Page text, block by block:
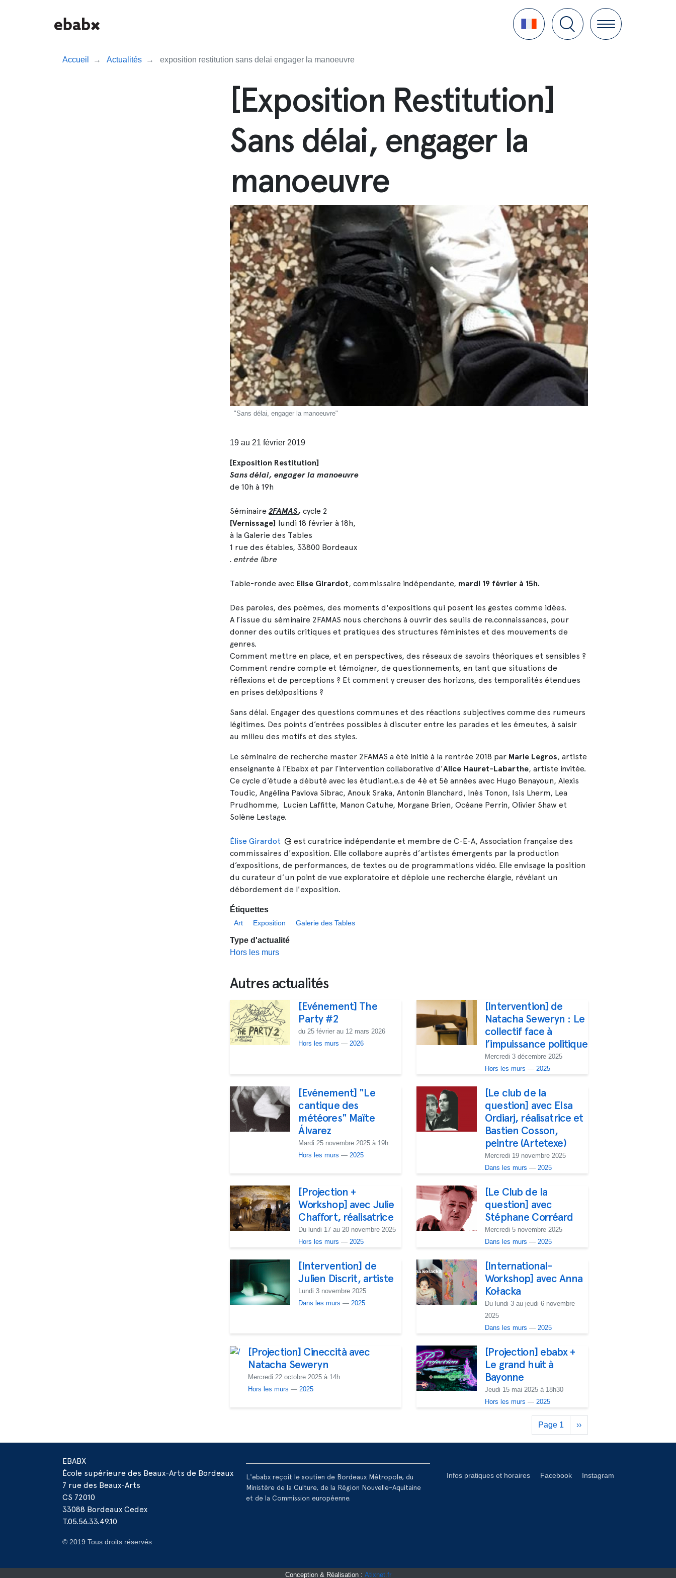
Language
Accueil Actualités exposition restitution sans delai engager la manoeuvre
[Exposition Restitution]
Sans délai, engager la
manoeuvre
"Sans délai, engager la manoeuvre"
19 au 21 février 2019
[Exposition Restitution]
Sans délai, engager la manoeuvre
de 10h à 19h
Séminaire2FAMAS, cycle 2
[Vernissage] lundi 18 février à 18h,
à la Galerie des Tables
1 rue des étables, 33800 Bordeaux
. entrée libre
Table-ronde avec Elise Girardot, commissaire indépendante, mardi 19 février à 15h.
Des paroles, des poèmes, des moments d'expositions qui posent les gestes comme idées.
A l’issue du séminaire 2FAMAS nous cherchons à ouvrir des seuils de re.connaissances, pour
donner des outils critiques et pratiques des structures féministes et des mouvements de
genres.
Comment mettre en place, et en perspectives, des réseaux de savoirs théoriques et sensibles ?
Comment rendre compte et témoigner, de questionnements, en tant que situations de
réflexions et de perceptions ? Et comment y creuser des horizons, des temporalités étendues
en prises de(x)positions ?
Sans délai. Engager des questions communes et des réactions subjectives comme des rumeurs
légitimes. Des points d’entrées possibles à discuter entre les parades et les émeutes, à saisir
au milieu des motifs et des styles.
Le séminaire de recherche master 2FAMAS a été initié à la rentrée 2018 par Marie Legros, artiste
enseignante à l’Ebabx et par l’intervention collaborative d'Alice Hauret-Labarthe, artiste invitée.
Ce cycle d’étude a débuté avec les étudiant.e.s de 4è et 5è années avec Hugo Benayoun, Alexis
Toudic, Angélina Pavlova Sibrac, Anouk Sraka, Antonin Blanchard, Inès Tonon, Isis Lherm, Lea
Prudhomme, Lucien Laffitte, Manon Catuhe, Morgane Brien, Océane Perrin, Olivier Shaw et
Solène Lestage.
Élise Girardot
est curatrice indépendante et membre de C-E-A, Association française des
commissaires d'exposition. Elle collabore auprès d’artistes émergents par la production
d’expositions, de performances, de textes ou de programmations vidéo. Elle envisage la position
du curateur d’un point de vue exploratoire et déploie une recherche élargie, révélant un
débordement de l'exposition.
Étiquettes
Art Exposition Galerie des Tables
Type d'actualité
Hors les murs
Autres actualités
[Evénement] The
Party #2
du 25 février au 12 mars 2026
Hors les murs —2026
[Intervention] de
Natacha Seweryn : Le
collectif face à
l’impuissance politique
Mercredi 3 décembre 2025
Hors les murs —2025
[Evénement] "Le
cantique des
météores" Maïte
Álvarez
Mardi 25 novembre 2025 à 19h
Hors les murs —2025
[Le club de la
question] avec Elsa
Ordiarj, réalisatrice et
Bastien Cosson,
peintre (Artetexe)
Mercredi 19 novembre 2025
Dans les murs —2025
[Projection +
Workshop] avec Julie
Chaffort, réalisatrice
Du lundi 17 au 20 novembre 2025
Hors les murs —2025
[Le Club de la
question] avec
Stéphane Corréard
Mercredi 5 novembre 2025
Dans les murs —2025
[Intervention] de
Julien Discrit, artiste
Lundi 3 novembre 2025
Dans les murs —2025
[International-
Workshop] avec Anna
Kołacka
Du lundi 3 au jeudi 6 novembre
2025
Dans les murs —2025
[Projection] Cineccità avec
Natacha Seweryn
Mercredi 22 octobre 2025 à 14h
Hors les murs —2025
[Projection] ebabx +
Le grand huit à
Bayonne
Jeudi 15 mai 2025 à 18h30
Hors les murs —2025
Pagination
Page 1
Page
suivante
››
EBABX
École supérieure des Beaux-Arts de Bordeaux
7 rue des Beaux-Arts
CS 72010
33088 Bordeaux Cedex
T.05.56.33.49.10
© 2019 Tous droits réservés
L'ebabx reçoit le soutien de Bordeaux Métropole, du
Ministère de la Culture, de la Région Nouvelle-Aquitaine
et de la Commission européenne.
Réseaux footer
Infos pratiques et horaires Facebook Instagram
Conception & Réalisation : Atixnet.fr